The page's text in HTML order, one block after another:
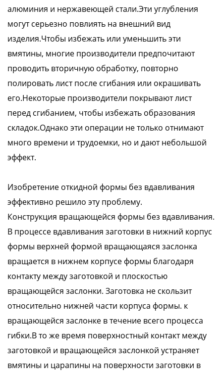
алюминия и нержавеющей стали.Эти углубления
могут серьезно повлиять на внешний вид
изделия.Чтобы избежать или уменьшить эти
вмятины, многие производители предпочитают
проводить вторичную обработку, повторно
полировать лист после сгибания или окрашивать
его.Некоторые производители покрывают лист
перед сгибанием, чтобы избежать образования
складок.Однако эти операции не только отнимают
много времени и трудоемки, но и дают небольшой
эффект.
Изобретение откидной формы без вдавливания
эффективно решило эту проблему.
Конструкция вращающейся формы без вдавливания.
В процессе вдавливания заготовки в нижний корпус
формы верхней формой вращающаяся заслонка
вращается в нижнем корпусе формы благодаря
контакту между заготовкой и плоскостью
вращающейся заслонки. Заготовка не скользит
относительно нижней части корпуса формы. к
вращающейся заслонке в течение всего процесса
гибки.В то же время поверхностный контакт между
заготовкой и вращающейся заслонкой устраняет
вмятины и царапины на поверхности заготовки в